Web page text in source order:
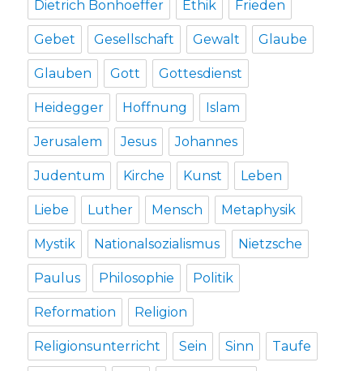
Dietrich Bonhoeffer Ethik Frieden
Gebet Gesellschaft Gewalt Glaube
Glauben Gott Gottesdienst
Heidegger Hoffnung Islam
Jerusalem Jesus Johannes
Judentum Kirche Kunst Leben
Liebe Luther Mensch Metaphysik
Mystik Nationalsozialismus Nietzsche
Paulus Philosophie Politik
Reformation Religion
Religionsunterricht Sein Sinn Taufe